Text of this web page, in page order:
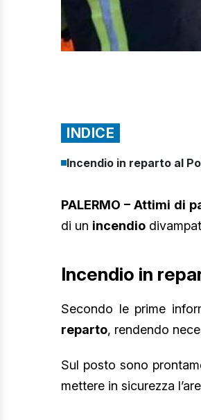
INDICE
Incendio in reparto al
PALERMO – Attimi di
di un incendio
Incendio in
Secondo le prime
reparto, rendendo
Sul posto sono
mettere in sicurezza